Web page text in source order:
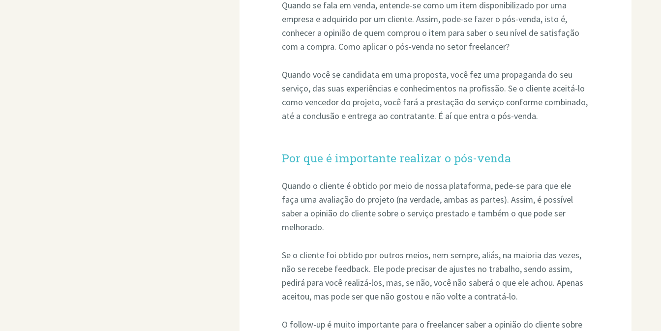
Quando se fala em venda, entende-se como um item disponibilizado por uma
empresa e adquirido por um cliente. Assim, pode-se fazer o pós-venda, isto é,
conhecer a opinião de quem comprou o item para saber o seu nível de satisfação
com a compra. Como aplicar o pós-venda no setor freelancer?
Quando você se candidata em uma proposta, você fez uma propaganda do seu
serviço, das suas experiências e conhecimentos na profissão. Se o cliente aceitá-lo
como vencedor do projeto, você fará a prestação do serviço conforme combinado,
até a conclusão e entrega ao contratante. É aí que entra o pós-venda.
Por que é importante realizar o pós-venda
Quando o cliente é obtido por meio de nossa plataforma, pede-se para que ele
faça uma avaliação do projeto (na verdade, ambas as partes). Assim, é possível
saber a opinião do cliente sobre o serviço prestado e também o que pode ser
melhorado.
Se o cliente foi obtido por outros meios, nem sempre, aliás, na maioria das vezes,
não se recebe feedback. Ele pode precisar de ajustes no trabalho, sendo assim,
pedirá para você realizá-los, mas, se não, você não saberá o que ele achou. Apenas
aceitou, mas pode ser que não gostou e não volte a contratá-lo.
O follow-up é muito importante para o freelancer saber a opinião do cliente sobre